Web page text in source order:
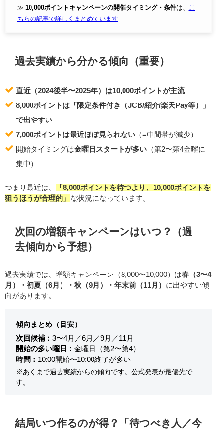
≫ 10,000ポイントキャンペーンの開催タイミング・条件は、
こ
ちらの記事で詳しくまとめています
過去実績から分かる傾向（重要）
直近（2024後半〜2025年）は10,000ポイントが主流
8,000ポイントは「限定条件付き（JCB/紹介/楽天Pay等）」
で出やすい
7,000ポイントは最近ほぼ見られない（=中間帯が減少）
開始タイミングは金曜日スタートが多い（第2〜第4金曜に
集中）
つまり最近は、
「8,000ポイントを待つより、10,000ポイントを
狙うほうが合理的」 な状況になっています。
次回の増額キャンペーンはいつ？（過
去傾向から予想）
過去実績では、増額キャンペーン（8,000〜10,000）は春（3〜4
月）・初夏（6月）・秋（9月）・年末前（11月） に出やすい傾
向があります。
傾向まとめ（目安）
次回候補： 3〜4月／6月／9月／11月
開始の多い曜日： 金曜日（第2〜第4）
時間： 10:00開始〜10:00終了が多い
※あくまで過去実績からの傾向です。公式発表が最優先で
す。
結局いつ作るのが得？「待つべき人／今